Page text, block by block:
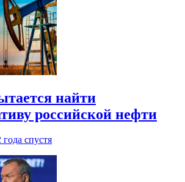
найти
российской нефти
года спустя